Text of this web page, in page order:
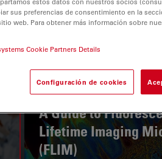
A Guide to
Lifetime Imaging
(FLIM)
sus preferencias de consentimiento en la
web. Para obtener más información sobre
Cookie Partners Details
Configuración de cookies